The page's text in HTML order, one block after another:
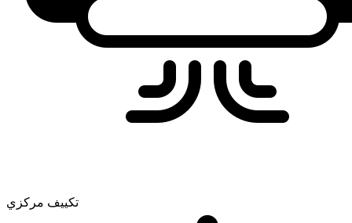
تكييف مركزي